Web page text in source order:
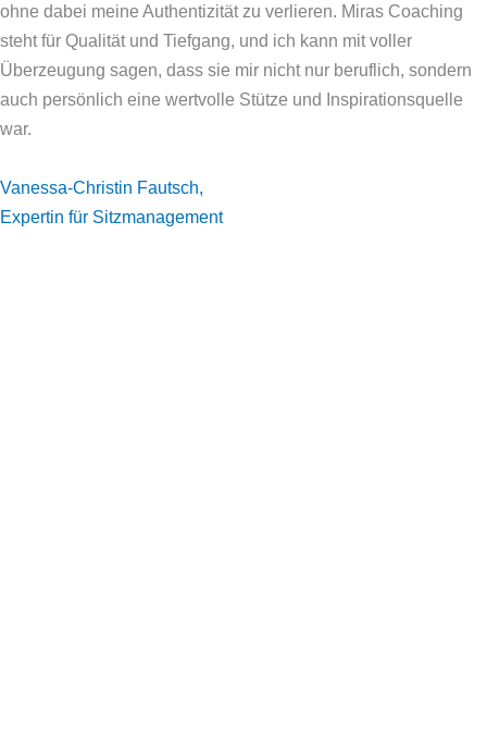
ohne dabei meine Authentizität zu verlieren. Miras Coaching
steht für Qualität und Tiefgang, und ich kann mit voller
Überzeugung sagen, dass sie mir nicht nur beruflich, sondern
auch persönlich eine wertvolle Stütze und Inspirationsquelle
war.
Vanessa-Christin Fautsch,
Expertin für Sitzmanagement